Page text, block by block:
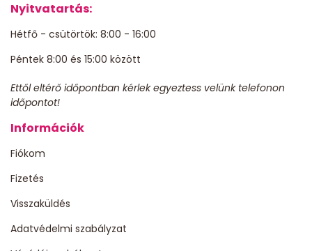
Nyitvatartás:
Hétfő - csütörtök: 8:00 - 16:00
Péntek 8:00 és 15:00 között
Ettől eltérő időpontban kérlek egyeztess velünk telefonon
időpontot!
Információk
Fiókom
Fizetés
Visszaküldés
Adatvédelmi szabályzat